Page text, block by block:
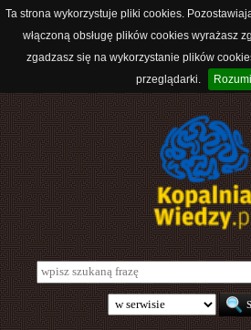
Ta strona wykorzystuje pliki cookies.
włączoną obsługę plików cookies wyrażasz
zgadzasz się na wykorzystanie plików
przeglądarki.